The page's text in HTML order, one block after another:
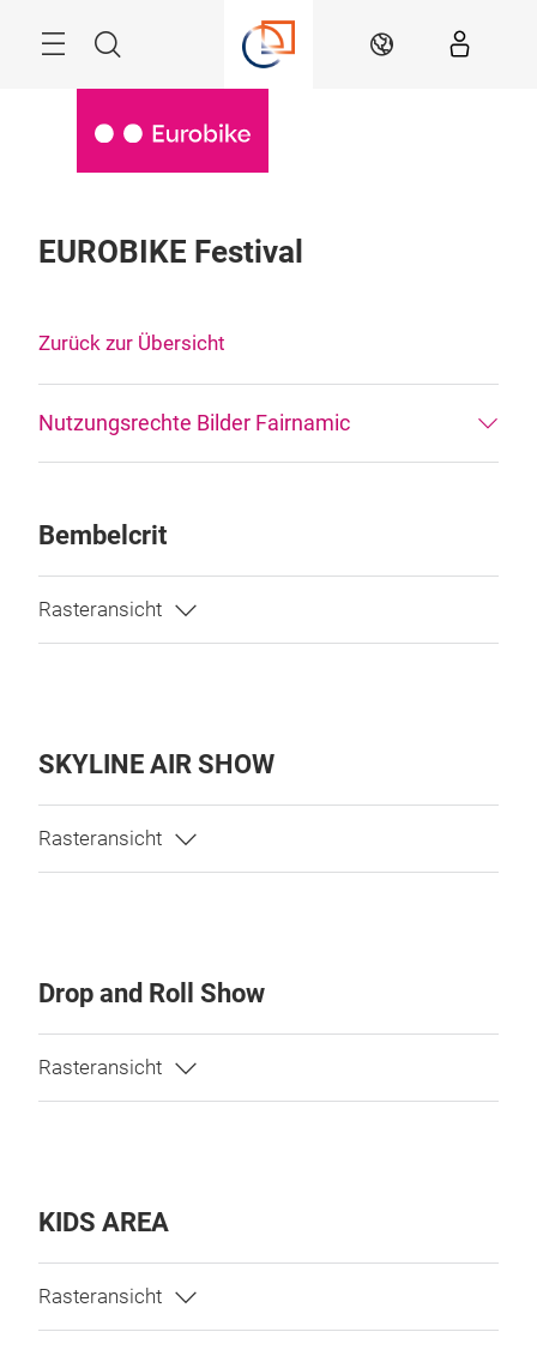
Suche DE
EUROBIKE Festival
Zurück zur Übersicht
Nutzungsrechte Bilder Fairnamic
Bembelcrit
SKYLINE AIR SHOW
Drop and Roll Show
KIDS AREA